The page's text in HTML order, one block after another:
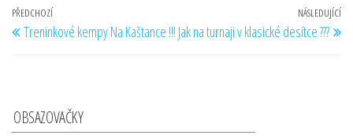
Navigace
pro
Předchozí
příspěvek
PŘEDCHOZÍ
Treninkové kempy Na Kaštance !!!
NÁSLEDUJÍCÍ
Jak na turnaji v klasické desítce ???
OBSAZOVAČKY